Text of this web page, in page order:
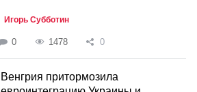
Игорь Субботин
0 1478 0
Венгрия притормозила